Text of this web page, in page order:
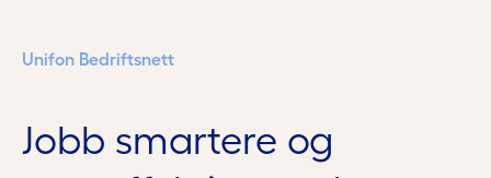
Unifon Bedriftsnett
Jobb smartere og